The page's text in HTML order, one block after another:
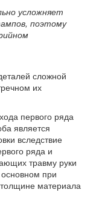
усложняет
поэтому
сложной
их
первого ряда
является
вследствие
ряда и
травму руки
при
материала